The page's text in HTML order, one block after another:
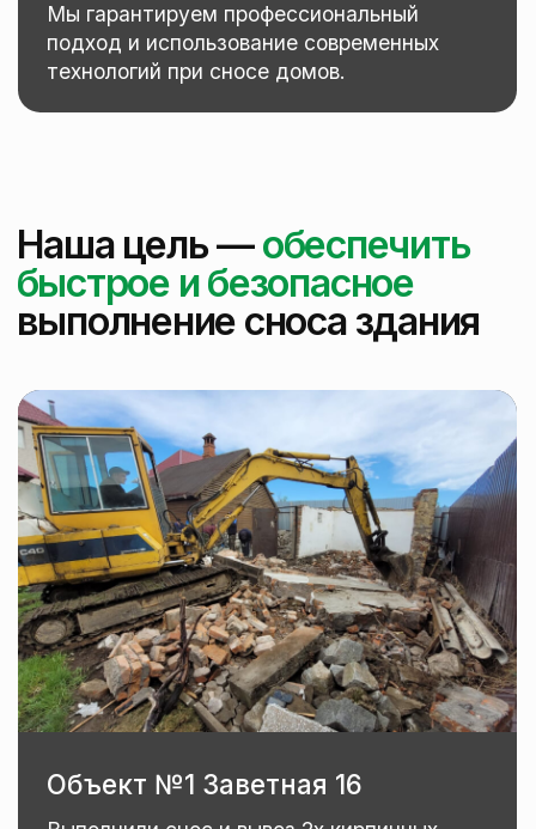
Объект №2 СНТ Строитель 58
Срок выполнения: 1 день
Выполнили ручной разбор дачного
домика с пристройкой: аккуратный
разбор с сохранением...
Выполнили снос и вывоз 2х кирпичных
зданий: первое здание — снос техникой
и ручной разбор...